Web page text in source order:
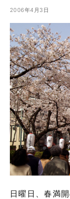
2006年4月3日
日曜日、春満